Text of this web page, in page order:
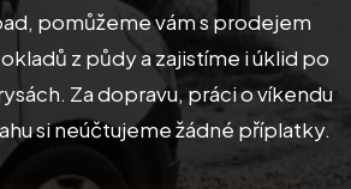
na prodej
pomůžeme vám s prodejem
z půdy a zajistíme i úklid po
Za dopravu, práci o víkendu
si neúčtujeme žádné příplatky.